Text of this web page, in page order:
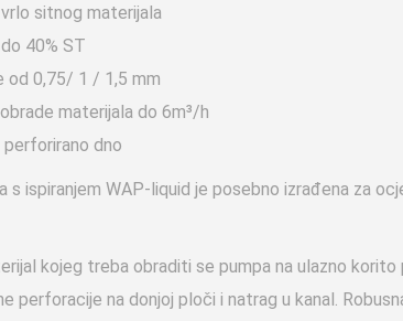
sitnog materijala
40% ST
od 0,75/ 1 / 1,5 mm
materijala do 6m³/h
perforirano dno
s ispiranjem WAP-liquid je posebno izrađena za
kojeg treba obraditi se pumpa na ulazno
perforacije na donjoj ploči i natrag u kanal.